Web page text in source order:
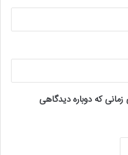
که دوباره دیدگاهی